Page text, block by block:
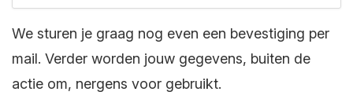
We sturen je graag nog even een bevestiging per
mail. Verder worden jouw gegevens, buiten de
actie om, nergens voor gebruikt.